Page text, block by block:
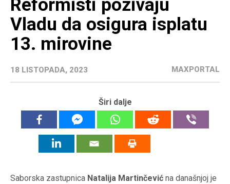
Reformisti pozivaju
Vladu da osigura isplatu
13. mirovine
18 LISTOPADA, 2023 MAXPORTAL
Širi dalje
Saborska zastupnica Natalija Martinčević na današnjoj je